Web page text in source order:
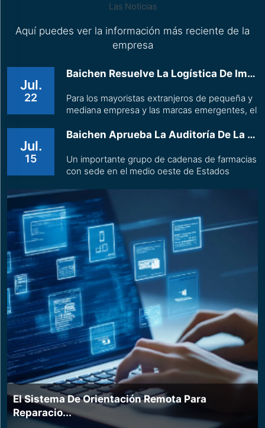
Las Noticias
Aquí puedes ver la información más reciente de la
empresa
Jul.
22
Baichen Resuelve La Logística De Importación Po...
Para los mayoristas extranjeros de pequeña y
mediana empresa y las marcas emergentes, el
pequeños no suele ser el producto en sí, sino
Mediante servicios flexibles de envío
consolidado y despacho aduanero...
Jul.
15
Baichen Aprueba La Auditoría De La Cadena Estad...
Un importante grupo de cadenas de farmacias
con sede en el medio oeste de Estados
eléctricas en sus tiendas. El equipo de
compras impuso criterios de auditoría
rigurosos que abarcaban la gestión de la
producción en planta, los sistemas de control
de calidad y la responsabilidad social...
El Sistema De Orientación Remota Para
Reparacio...